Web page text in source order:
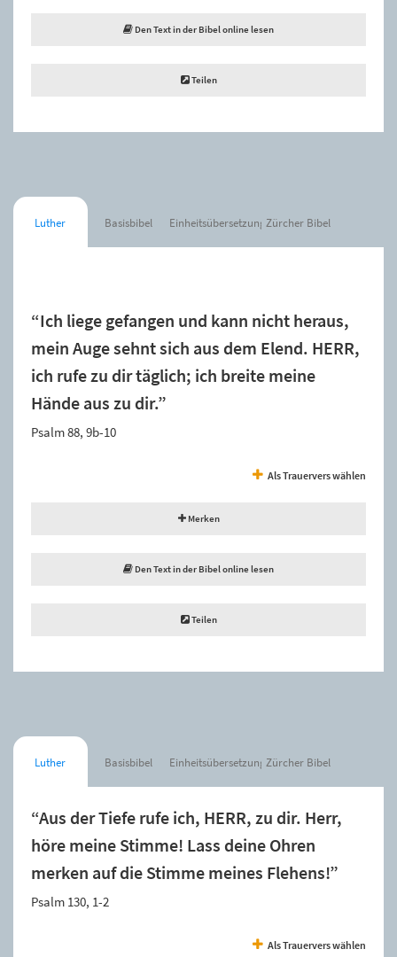
Den Text in der Bibel online lesen
Teilen
Luther Basisbibel Einheitsübersetzung Zürcher Bibel
“Ich liege gefangen und kann nicht heraus,
mein Auge sehnt sich aus dem Elend. HERR,
ich rufe zu dir täglich; ich breite meine
Hände aus zu dir.”
Psalm 88, 9b-10
Als Trauervers wählen
Merken
Den Text in der Bibel online lesen
Teilen
Luther Basisbibel Einheitsübersetzung Zürcher Bibel
“Aus der Tiefe rufe ich, HERR, zu dir. Herr,
höre meine Stimme! Lass deine Ohren
merken auf die Stimme meines Flehens!”
Psalm 130, 1-2
Als Trauervers wählen